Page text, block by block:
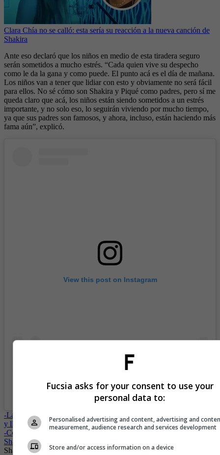
Clara Chía no se calló: esta sería su reacción a la nueva canción de
Shakira
Ante eso declaró que los niños en medio de esta tiradera seguro
serán sometidos a mucho estrés. “Cada quien vive su despecho
como le da la gana y como puede. El punto acá es el día de mañana.
Los niños van a tener que lidiar con esto y obviamente no será fácil
para ellos. No sé cómo son Shakira y Piqué como padres, pero sí me
queda claro que acá, los niños están siendo sometidos a un estrés
importante, y no solo eso, lo seguirán viviendo por mucho tiempo,
ya que sus padres son famosos, y ahora, incluso, están haciendo más
fama aún”, explicó.
View this post on Instagram
A post shared by Alberto Barradas (@psicovivir)
-Las mujeres ya no lloran… ¡Facturan, van a conciertos de Shakira
y llenan sus celulares de fotos y videos!
-Consejos para capturar las mejores fotos y videos en el concierto de
Shakira
Shakira psicolgíamúsicaBizarrap
Fucsia asks for your consent to use your
personal data to:
Personalised advertising and content, advertising and
measurement, audience research and services development
Store and/or access information on a device